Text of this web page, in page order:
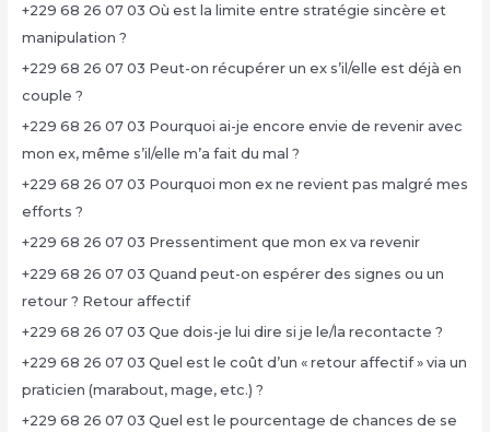
+229 68 26 07 03 Où est la limite entre stratégie sincère et
manipulation ?
+229 68 26 07 03 Peut-on récupérer un ex s’il/elle est déjà en
couple ?
+229 68 26 07 03 Pourquoi ai-je encore envie de revenir avec
mon ex, même s’il/elle m’a fait du mal ?
+229 68 26 07 03 Pourquoi mon ex ne revient pas malgré mes
efforts ?
+229 68 26 07 03 Pressentiment que mon ex va revenir
+229 68 26 07 03 Quand peut-on espérer des signes ou un
retour ? Retour affectif
+229 68 26 07 03 Que dois-je lui dire si je le/la recontacte ?
+229 68 26 07 03 Quel est le coût d’un « retour affectif » via un
praticien (marabout, mage, etc.) ?
+229 68 26 07 03 Quel est le pourcentage de chances de se